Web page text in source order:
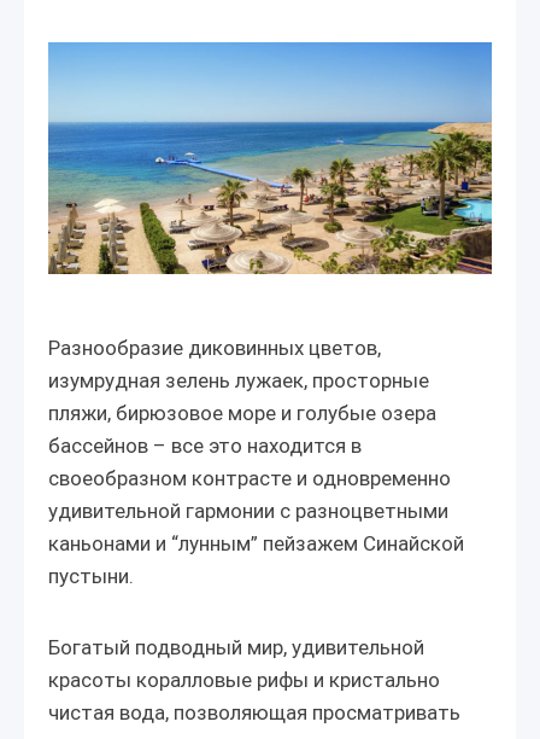
Разнообразие диковинных цветов,
изумрудная зелень лужаек, просторные
пляжи, бирюзовое море и голубые озера
бассейнов – все это находится в
своеобразном контрасте и одновременно
удивительной гармонии с разноцветными
каньонами и “лунным” пейзажем Синайской
пустыни.
Богатый подводный мир, удивительной
красоты коралловые рифы и кристально
чистая вода, позволяющая просматривать